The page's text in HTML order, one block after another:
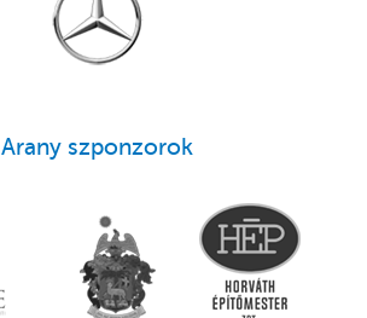
Arany szponzorok